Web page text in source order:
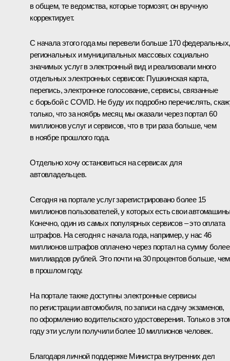
в общем, те ведомства, которые тормозят, он вручную
корректирует.
С начала этого года мы перевели больше 170 федеральных,
региональных и муниципальных массовых социально
значимых услуг в электронный вид и реализовали много
отдельных электронных сервисов: Пушкинская карта,
перепись, электронное голосование, сервисы, связанные
с борьбой с COVID. Не буду их подробно перечислять,
только, что за ноябрь месяц мы оказали через портал 60
миллионов услуг и сервисов, что в три раза больше, чем
в ноябре прошлого года.
Отдельно хочу остановиться на сервисах для
автовладельцев.
Сегодня на портале услуг зарегистрировано более 15
миллионов пользователей, у которых есть свои
Конечно, один из самых популярных сервисов – это оплата
штрафов. На сегодня с начала года, например, у нас 46
миллионов штрафов оплачено через портал на сумму
миллиардов рублей. Это почти на 30 процентов больше, чем
в прошлом году.
На портале также доступны электронные сервисы
по регистрации автомобиля, по записи на сдачу экзаменов,
по оформлению водительского удостоверения. Только в
году эти услуги получили более 10 миллионов человек.
Благодаря личной поддержке Министра внутренних дел